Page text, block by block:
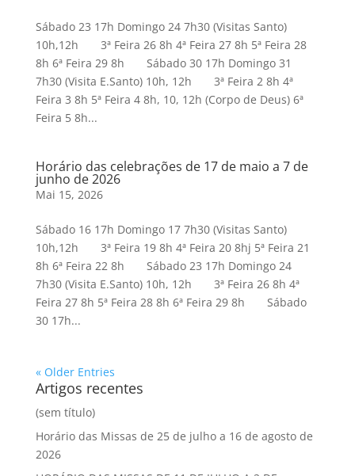
Sábado 23 17h Domingo 24 7h30 (Visitas Santo)
10h,12h 3ª Feira 26 8h 4ª Feira 27 8h 5ª Feira 28
8h 6ª Feira 29 8h Sábado 30 17h Domingo 31
7h30 (Visita E.Santo) 10h, 12h 3ª Feira 2 8h 4ª
Feira 3 8h 5ª Feira 4 8h, 10, 12h (Corpo de Deus) 6ª
Feira 5 8h...
Horário das celebrações de 17 de maio a 7 de
junho de 2026
Mai 15, 2026
Sábado 16 17h Domingo 17 7h30 (Visitas Santo)
10h,12h 3ª Feira 19 8h 4ª Feira 20 8hj 5ª Feira 21
8h 6ª Feira 22 8h Sábado 23 17h Domingo 24
7h30 (Visita E.Santo) 10h, 12h 3ª Feira 26 8h 4ª
Feira 27 8h 5ª Feira 28 8h 6ª Feira 29 8h Sábado
30 17h...
« Older Entries
Artigos recentes
(sem título)
Horário das Missas de 25 de julho a 16 de agosto de
2026